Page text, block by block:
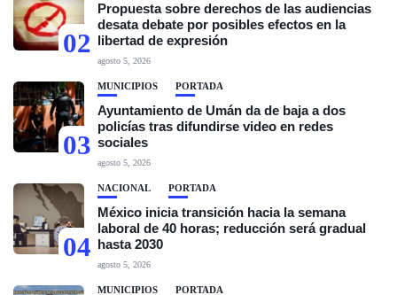
02
Propuesta sobre derechos de las audiencias
desata debate por posibles efectos en la
libertad de expresión
agosto 5, 2026
03
MUNICIPIOS PORTADA
Ayuntamiento de Umán da de baja a dos
policías tras difundirse video en redes
sociales
agosto 5, 2026
04
NACIONAL PORTADA
México inicia transición hacia la semana
laboral de 40 horas; reducción será gradual
hasta 2030
agosto 5, 2026
MUNICIPIOS PORTADA